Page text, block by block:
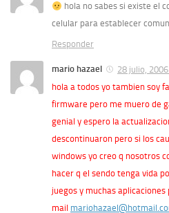
hola no sabes si existe el
celular para establecer
Responder
mario hazael
28 julio,
hola a todos yo tambien soy
firmware pero me muero de
genial y espero la
descontinuaron pero si los
windows yo creo q nosotros
hacer q el sendo tenga vida
juegos y muchas
mail